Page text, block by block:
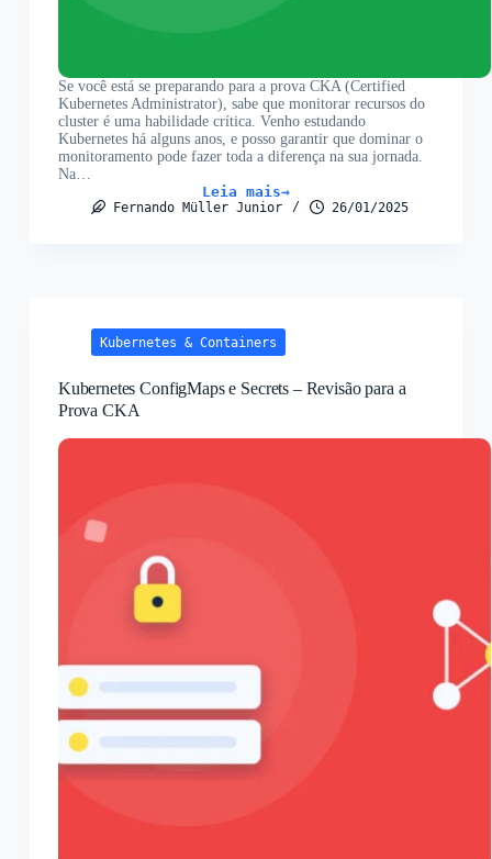
Se você está se preparando para a prova CKA (Certified
Kubernetes Administrator), sabe que monitorar recursos do
cluster é uma habilidade crítica. Venho estudando
Kubernetes há alguns anos, e posso garantir que dominar o
monitoramento pode fazer toda a diferença na sua jornada.
Na…
Leia maisMonitorando
clusters
Fernando Müller Junior 26/01/2025
Kubernetes & Containers
Kubernetes ConfigMaps e Secrets – Revisão para a
Prova CKA